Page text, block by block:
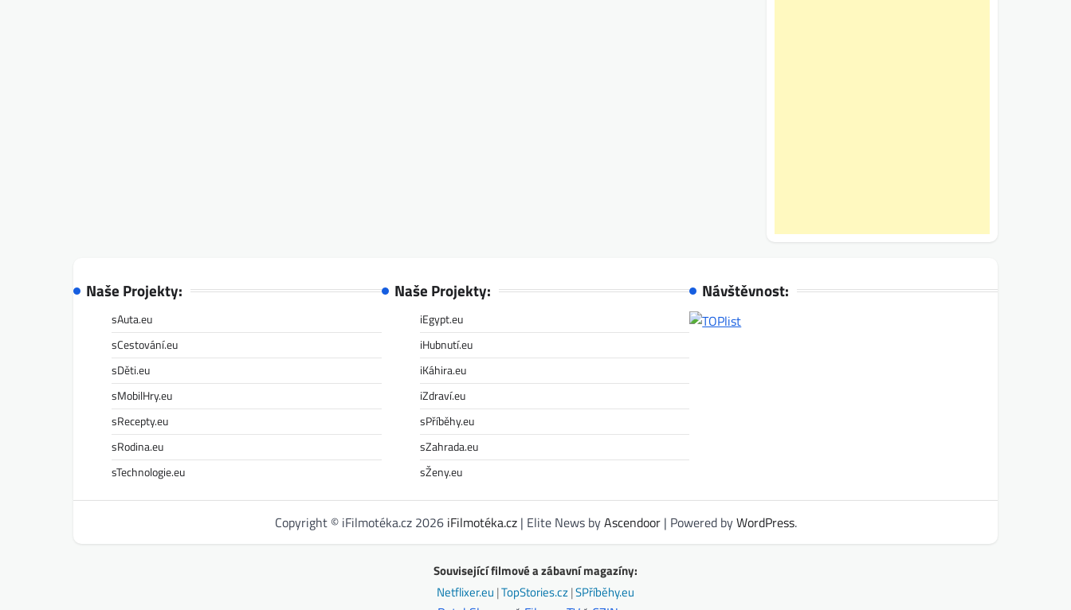
Naše Projekty:
sAuta.eu
sCestování.eu
sDěti.eu
sMobilHry.eu
sRecepty.eu
sRodina.eu
sTechnologie.eu
Naše Projekty:
iEgypt.eu
iHubnutí.eu
iKáhira.eu
iZdraví.eu
sPříběhy.eu
sZahrada.eu
sŽeny.eu
Návštěvnost:
Copyright © iFilmotéka.cz 2026 iFilmotéka.cz| Elite News byAscendoor| Powered byWordPress.
Související filmové a zábavní magazíny:
Netflixer.eu |TopStories.cz|SPříběhy.eu